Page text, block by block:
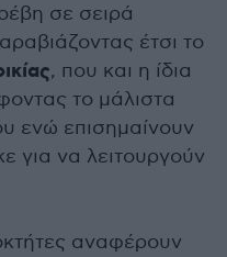
σε σειρά
έτσι το
, που και η ίδια
το μάλιστα
ενώ επισημαίνουν
για να λειτουργούν
αναφέρουν